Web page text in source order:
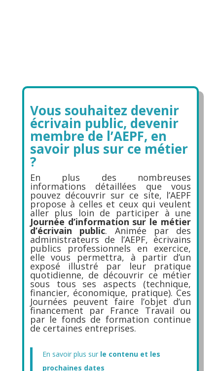
Vous souhaitez devenir
écrivain public, devenir
membre de l’AEPF, en
savoir plus sur ce métier
?
En plus des nombreuses
informations détaillées que vous
pouvez découvrir sur ce site, l’AEPF
propose à celles et ceux qui veulent
aller plus loin de participer à une
Journée d’information sur le métier
d’écrivain public. Animée par des
administrateurs de l’AEPF, écrivains
publics professionnels en exercice,
elle vous permettra, à partir d’un
exposé illustré par leur pratique
quotidienne, de découvrir ce métier
sous tous ses aspects (technique,
financier, économique, pratique). Ces
Journées peuvent faire l’objet d’un
financement par France Travail ou
par le fonds de formation continue
de certaines entreprises.
En savoir plus sur le contenu et les
prochaines dates